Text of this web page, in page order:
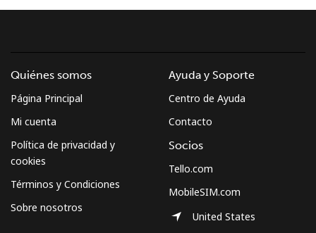
Quiénes somos
Página Principal
Mi cuenta
Política de privacidad y
cookies
Términos y Condiciones
Sobre nosotros
Ayuda y Soporte
Centro de Ayuda
Contacto
Socios
Tello.com
MobileSIM.com
United States